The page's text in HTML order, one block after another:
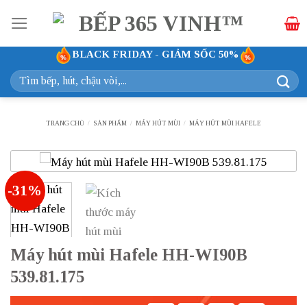
qua
nội
dung
BLACK FRIDAY - GIẢM SỐC 50%
Tìm
kiếm:
TRANG CHỦ / SẢN PHẨM / MÁY HÚT MÙI / MÁY HÚT MÙI HAFELE
-31%
Máy hút mùi Hafele HH-WI90B
539.81.175